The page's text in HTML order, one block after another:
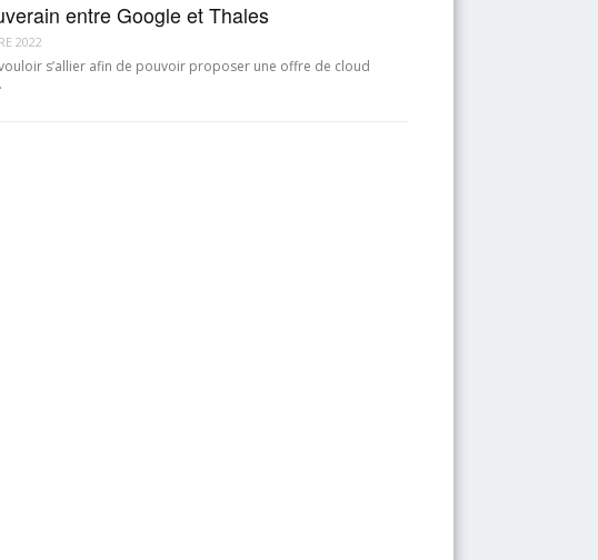
entre Google et Thales
2022
s’allier afin de pouvoir proposer une offre de cloud